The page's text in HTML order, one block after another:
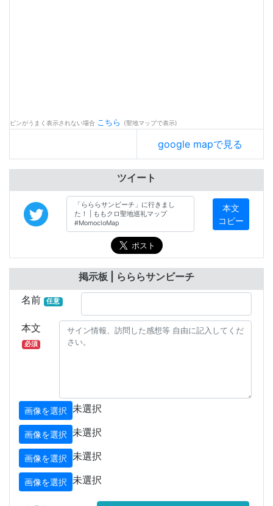
ピンがうまく表示されない場合 こちら (聖地マップで表示)
google mapで見る
ツイート
本文
コピー
掲示板 | らららサンビーチ
名前
任意
本文
必須
画像を選択 未選択
画像を選択 未選択
画像を選択 未選択
画像を選択 未選択